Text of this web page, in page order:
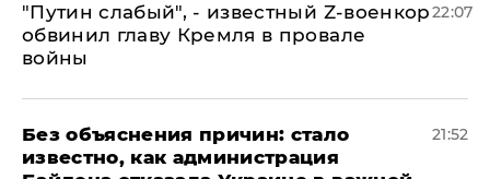
​"Путин слабый", - известный Z-военкор
обвинил главу Кремля в провале
войны
22:07
Без объяснения причин: стало
известно, как администрация
21:52